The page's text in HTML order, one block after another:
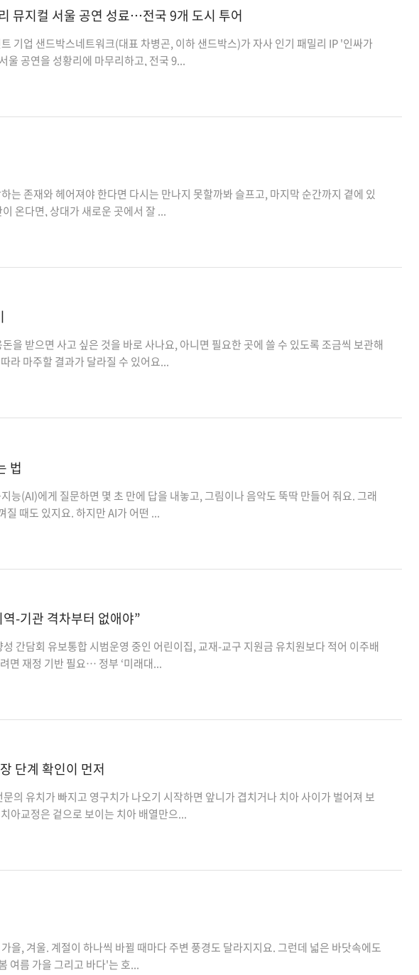
뮤지컬 서울 공연 성료…전국 9개 도시 투어
기업 샌드박스네트워크(대표 차병곤, 이하 샌드박스)가 자사 인기 패밀리 IP '인싸가
울 공연을 성황리에 마무리하고, 전국 9...
존재와 헤어져야 한다면 다시는 만나지 못할까봐 슬프고, 마지막 순간까지 곁에 있
온다면, 상대가 새로운 곳에서 잘 ...
받으면 사고 싶은 것을 바로 사나요, 아니면 필요한 곳에 쓸 수 있도록 조금씩 보관해
라 마주할 결과가 달라질 수 있어요...
법
(AI)에게 질문하면 몇 초 만에 답을 내놓고, 그림이나 음악도 뚝딱 만들어 줘요. 그래
질 때도 있지요. 하지만 AI가 어떤 ...
-기관 격차부터 없애야”
간담회 유보통합 시범운영 중인 어린이집, 교재-교구 지원금 유치원보다 적어 이주배
면 재정 기반 필요… 정부 ‘미래대...
단계 확인이 먼저
의 유치가 빠지고 영구치가 나오기 시작하면 앞니가 겹치거나 치아 사이가 벌어져 보
아교정은 겉으로 보이는 치아 배열만으...
, 겨울. 계절이 하나씩 바뀔 때마다 주변 풍경도 달라지지요. 그런데 넓은 바닷속에도
여름 가을 그리고 바다'는 호...